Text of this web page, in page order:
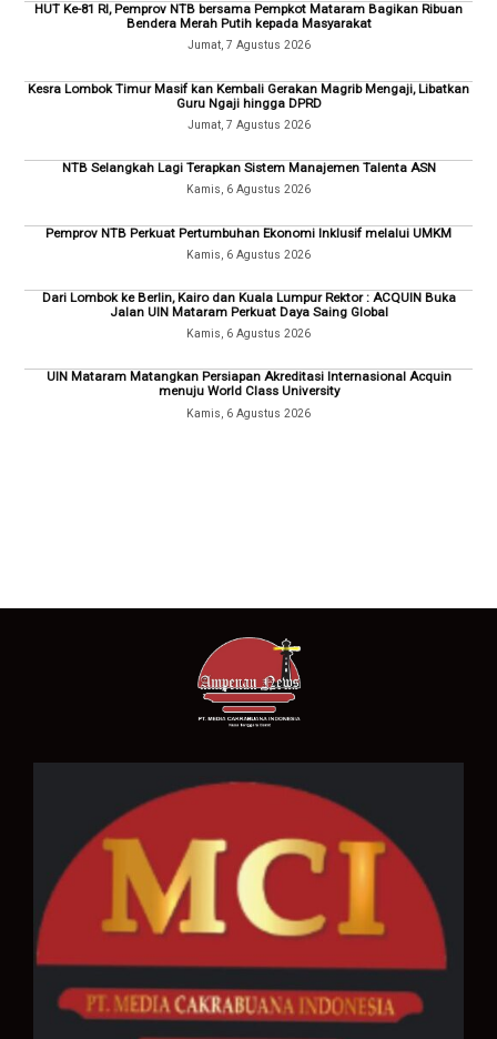
HUT Ke-81 RI, Pemprov NTB bersama Pempkot Mataram Bagikan Ribuan
Bendera Merah Putih kepada Masyarakat
Jumat, 7 Agustus 2026
Kesra Lombok Timur Masif kan Kembali Gerakan Magrib Mengaji, Libatkan
Guru Ngaji hingga DPRD
Jumat, 7 Agustus 2026
NTB Selangkah Lagi Terapkan Sistem Manajemen Talenta ASN
Kamis, 6 Agustus 2026
Pemprov NTB Perkuat Pertumbuhan Ekonomi Inklusif melalui UMKM
Kamis, 6 Agustus 2026
Dari Lombok ke Berlin, Kairo dan Kuala Lumpur Rektor : ACQUIN Buka
Jalan UIN Mataram Perkuat Daya Saing Global
Kamis, 6 Agustus 2026
UIN Mataram Matangkan Persiapan Akreditasi Internasional Acquin
menuju World Class University
Kamis, 6 Agustus 2026